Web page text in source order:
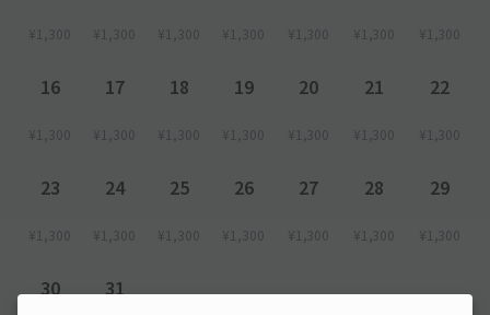
¥1,300 ¥1,300 ¥1,300 ¥1,300 ¥1,300 ¥1,300 ¥1,300
16
¥1,300
17
¥1,300
18
¥1,300
19
¥1,300
20
¥1,300
21
¥1,300
22
¥1,300
23
¥1,300
24
¥1,300
25
¥1,300
26
¥1,300
27
¥1,300
28
¥1,300
29
¥1,300
30 31